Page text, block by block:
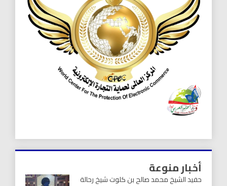
أخبار منوعة
حفيد الشيخ محمد صالح بن كلوت شيخ رحالة